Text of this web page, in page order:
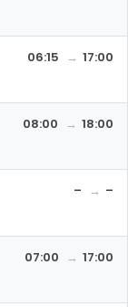
06:15 17:00
08:00 18:00
– –
07:00 17:00